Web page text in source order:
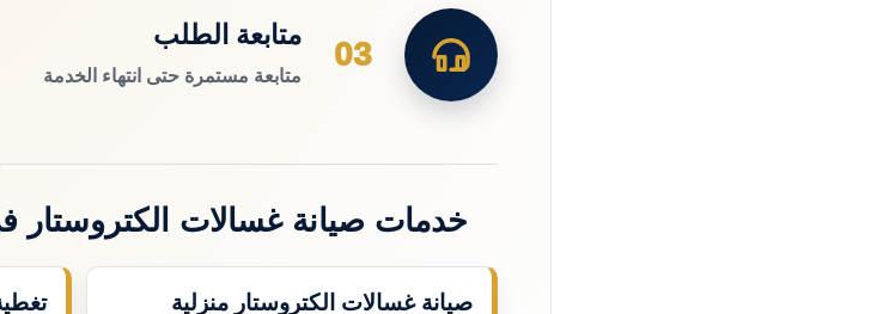
03
متابعة الطلب
متابعة مستمرة حتى انتهاء الخدمة
خدمات صيانة غسالات
صيانة غسالات الكتروستار منزلية